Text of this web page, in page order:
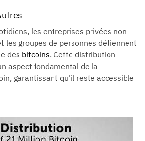
les entreprises privées non
les groupes de personnes détiennent
des bitcoins. Cette distribution
aspect fondamental de la
garantissant qu'il reste accessible